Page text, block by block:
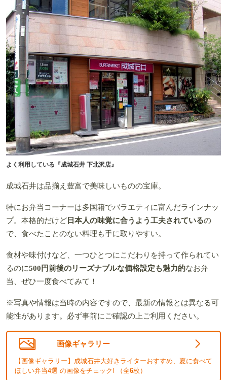
よく利用している『成城石井 下北沢店』
成城石井は品揃え豊富で美味しいものの宝庫。
特にお弁当コーナーは多国籍でバラエティに富んだラインナッ
プ。本格的だけど 日本人の味覚に合うよう工夫されているの
で、食べたことのない料理も手に取りやすい。
食材や味付けなど、一つひとつにこだわりを持って作られてい
るのに500円前後のリーズナブルな価格設定も魅力的なお弁
当、ぜひ一度食べてみて！
※写真や情報は当時の内容ですので、最新の情報とは異なる可
能性があります。必ず事前にご確認の上ご利用ください。
画像ギャラリー
【画像ギャラリー】成城石井大好きライターおすすめ、夏に食べて
ほしい弁当4選 の画像をチェック! （全6枚）